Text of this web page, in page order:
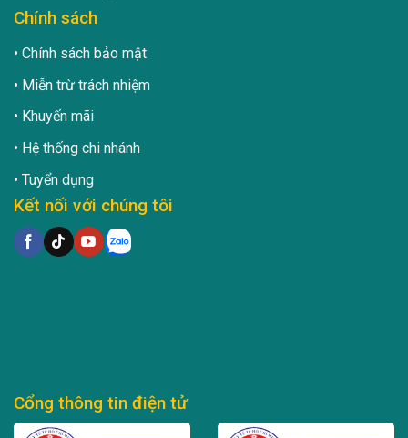
Chính sách
Chính sách bảo mật
Miễn trừ trách nhiệm
Khuyến mãi
Hệ thống chi nhánh
Tuyển dụng
Kết nối với chúng tôi
Cổng thông tin điện tử